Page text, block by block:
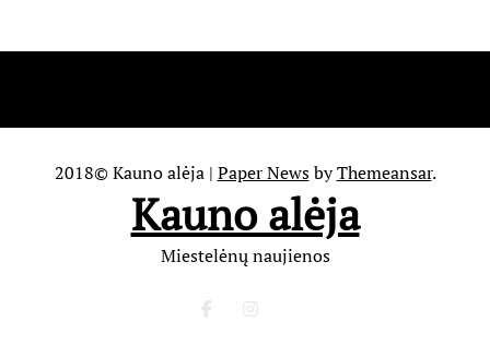
2018© Kauno alėja | Paper NewsbyThemeansar.
Kauno alėja
Miestelėnų naujienos